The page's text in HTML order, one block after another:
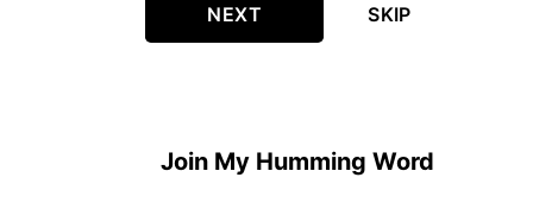
NEXT SKIP
Join My Humming Word